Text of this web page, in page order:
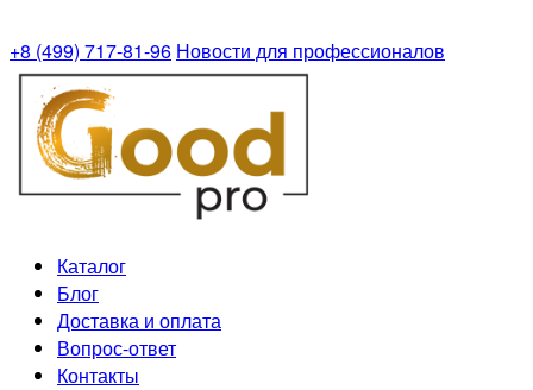
+8 (499) 717-81-96 Новости для профессионалов
Каталог
Блог
Доставка и оплата
Вопрос-ответ
Контакты